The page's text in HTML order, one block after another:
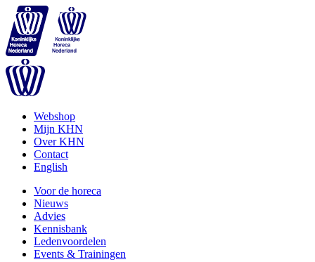
Webshop
Mijn KHN
Over KHN
Contact
English
Voor de horeca
Nieuws
Advies
Kennisbank
Ledenvoordelen
Events & Trainingen